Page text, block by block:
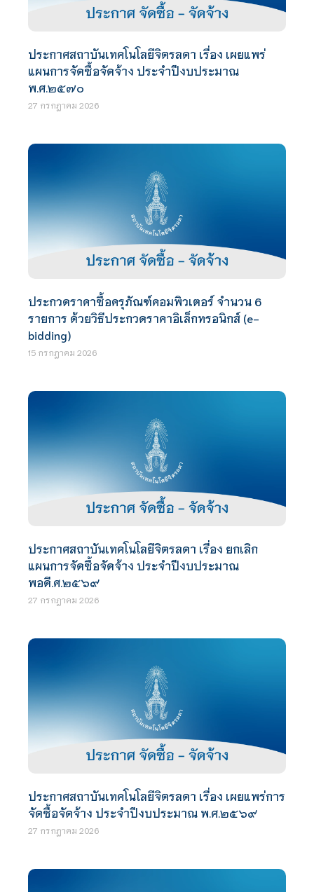
ประกาศสถาบันเทคโนโลยีจิตรลดา เรื่อง เผยแพร่
แผนการจัดซื้อจัดจ้าง ประจำปีงบประมาณ
พ.ศ.๒๕๗๐
27 กรกฎาคม 2026
ประกวดราคาซื้อครุภัณฑ์คอมพิวเตอร์ จำนวน 6
รายการ ด้วยวิธีประกวดราคาอิเล็กทรอนิกส์ (e-
bidding)
15 กรกฎาคม 2026
ประกาศสถาบันเทคโนโลยีจิตรลดา เรื่อง ยกเลิก
แผนการจัดซื้อจัดจ้าง ประจำปีงบประมาณ
พอดี.ศ.๒๕๖๙
27 กรกฎาคม 2026
ประกาศสถาบันเทคโนโลยีจิตรลดา เรื่อง เผยแพร่การ
จัดซื้อจัดจ้าง ประจำปีงบประมาณ พ.ศ.๒๕๖๙
27 กรกฎาคม 2026